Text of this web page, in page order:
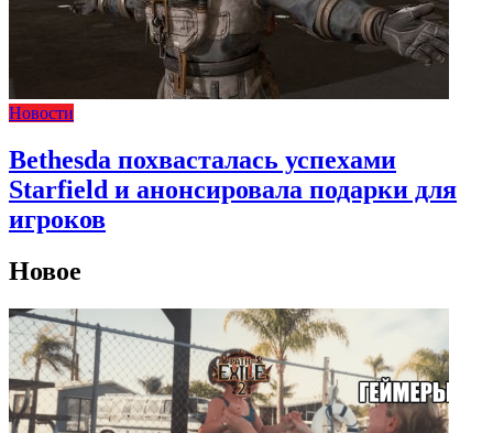
Новости
Bethesda похвасталась успехами
Starfield и анонсировала подарки для
игроков
Новое